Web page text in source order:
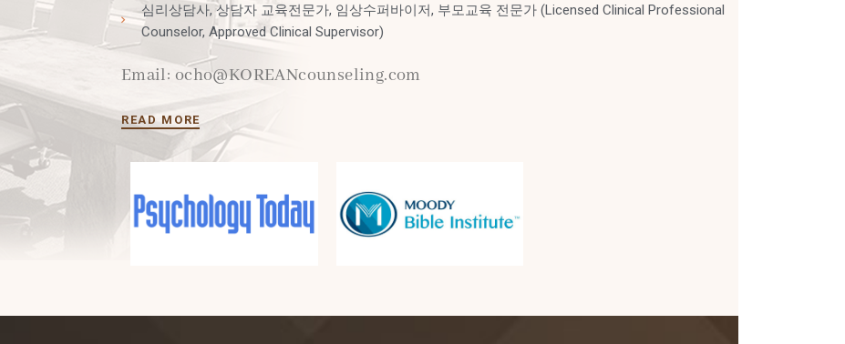
심리상담사, 상담자 교육전문가, 임상수퍼바이저, 부모교육 전문가 (Licensed Clinical Professional
Counselor, Approved Clinical Supervisor)
Email: ocho@KOREANcounseling.com
READ MORE